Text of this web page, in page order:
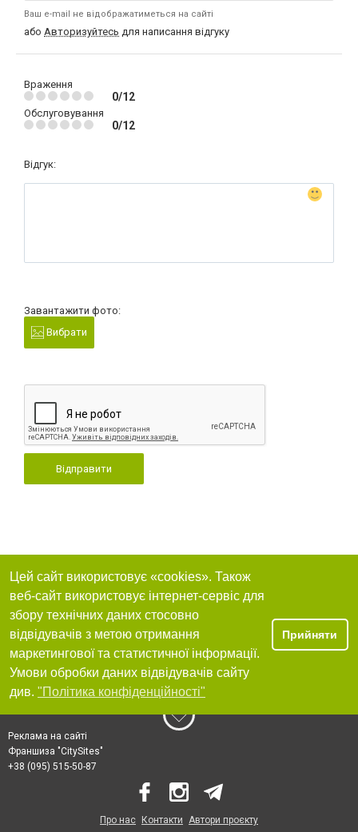
Ваш e-mail не відображатиметься на сайті
або Авторизуйтесь для написання відгуку
Враження
0/12
Обслуговування
0/12
Відгук:
Завантажити фото:
Вибрати
Відправити
Цей сайт використовує «cookies». Також
веб-сайт використовує інтернет-сервіс для
збору технічних даних стосовно
відвідувачів з метою отримання
маркетингової та статистичної інформації.
Умови обробки даних відвідувачів сайту
див. "Політика конфіденційності"
Прийняти
Реклама на сайті
Франшиза "CitySites"
+38 (095) 515-50-87
Про нас Контакти Автори проєкту